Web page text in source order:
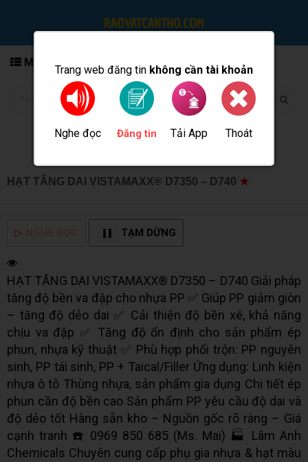
Trang web đăng tin không cần tài khoản
Nghe đọc Đăng tin Tải App Thoát
MENU
HẠT TĂNG DAI VISTAMAXX® D7350 – D740 ★
▷ TẠM DỪNG
HẠT TĂNG DAI VISTAMAXX® D7350 – D740 Giải pháp
tăng độ bền va đập cho nhựa PP ✅ Giúp PP giảm giòn
– tăng độ dẻo dai ✅ Cải thiện độ bền xé, khả năng
chịu va đập ✅ Tăng độ ổn định cho sản phẩm ép
phun, nhựa kỹ thuật ✅ Phù hợp phối trộn: PP nguyên
sinh, PP tái sinh, PP + Taical/Filler Ứng dụng: Linh kiện
nhựa ô tô Thùng nhựa, sản phẩm gia dụng Chi tiết ép
phun cần độ bền cao Sản phẩm PP yêu cầu độ dai và
độ dẻo tốt Hàng sẵn kho – Nguồn gốc rõ ràng – Giá
cạnh tranh ☎️ 0969 850 685 (Ms. Mai) 🏭 Lâm Anh
Chemicals Chuyên cung cấp phụ gia nhựa & hạt màu